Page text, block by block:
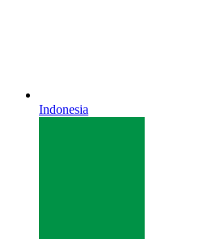
Indonesia